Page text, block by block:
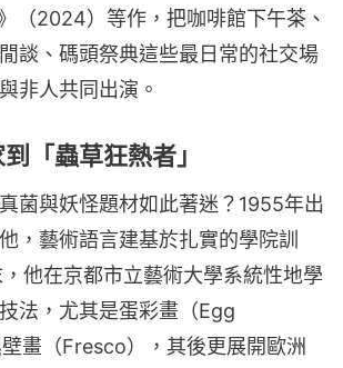
（2024）等作，把咖啡館下午茶、
談、碼頭祭典這些最日常的社交場
非人共同出演。
「蟲草狂熱者」
菌與妖怪題材如此著迷？1955年出
，藝術語言建基於扎實的學院訓
他在京都市立藝術大學系統性地學
法，尤其是蛋彩畫（Egg
畫（Fresco），其後更展開歐洲